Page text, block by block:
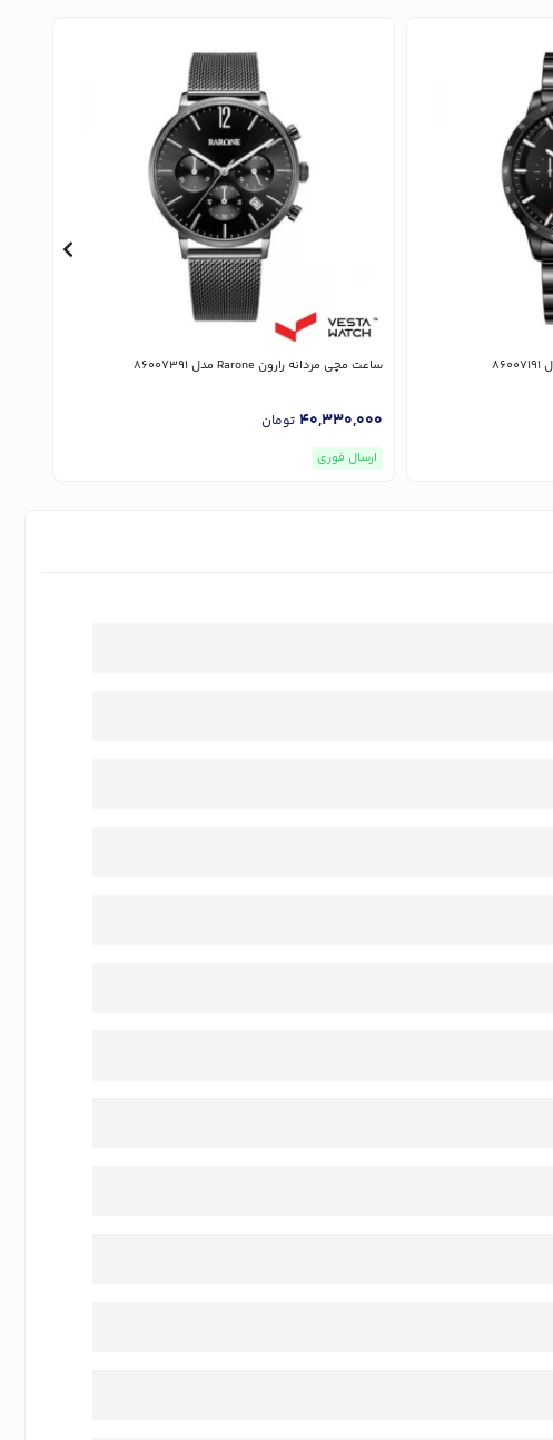
ساعت مچی مردانه رارون Rarone مدل 86007391
40,330,000 تومان
ارسال فوری